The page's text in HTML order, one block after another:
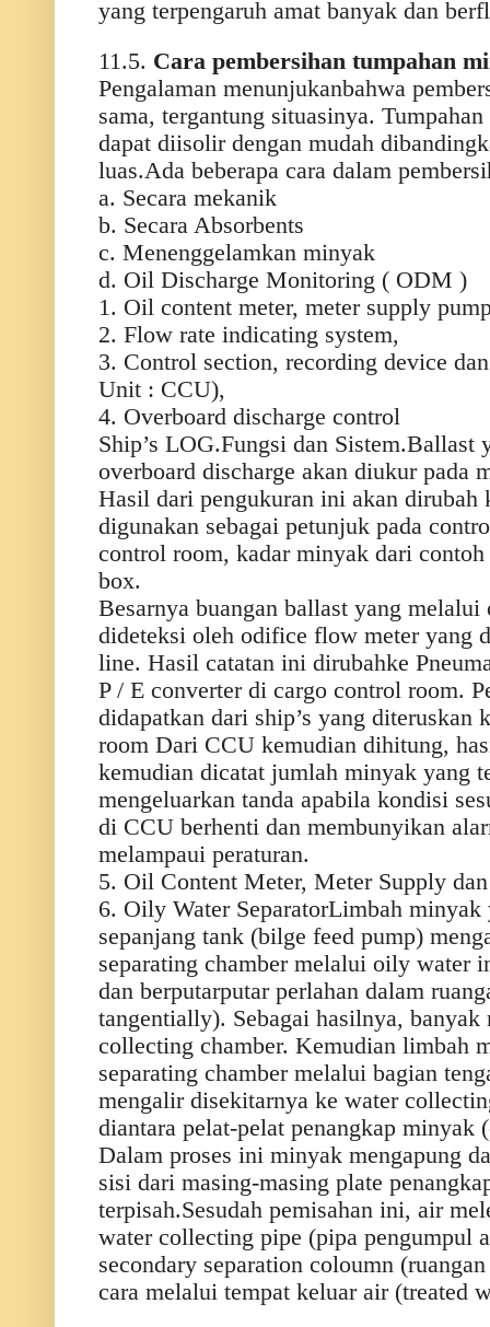
yang terpengaruh amat banyak dan
11.5. Cara pembersihan tumpahan
Pengalaman menunjukanbahwa
sama, tergantung situasinya.
dapat diisolir dengan mudah
luas.Ada beberapa cara dalam
a. Secara mekanik
b. Secara Absorbents
c. Menenggelamkan minyak
d. Oil Discharge Monitoring ( ODM )
1. Oil content meter, meter supply
2. Flow rate indicating system,
3. Control section, recording device
Unit : CCU),
4. Overboard discharge control
Ship’s LOG.Fungsi dan Sistem.Ballast
overboard discharge akan diukur pada
Hasil dari pengukuran ini akan dirubah
digunakan sebagai petunjuk pada
control room, kadar minyak dari
box.
Besarnya buangan ballast yang melalui
dideteksi oleh odifice flow meter yang
line. Hasil catatan ini dirubahke
P / E converter di cargo control room.
didapatkan dari ship’s yang diteruskan
room Dari CCU kemudian dihitung,
kemudian dicatat jumlah minyak yang
mengeluarkan tanda apabila kondisi
di CCU berhenti dan membunyikan
melampaui peraturan.
5. Oil Content Meter, Meter Supply
6. Oily Water SeparatorLimbah minyak
sepanjang tank (bilge feed pump)
separating chamber melalui oily water
dan berputarputar perlahan dalam
tangentially). Sebagai hasilnya,
collecting chamber. Kemudian limbah
separating chamber melalui bagian
mengalir disekitarnya ke water
diantara pelat-pelat penangkap minyak
Dalam proses ini minyak mengapung
sisi dari masing-masing plate
terpisah.Sesudah pemisahan ini, air
water collecting pipe (pipa pengumpul
secondary separation coloumn
cara melalui tempat keluar air (treated